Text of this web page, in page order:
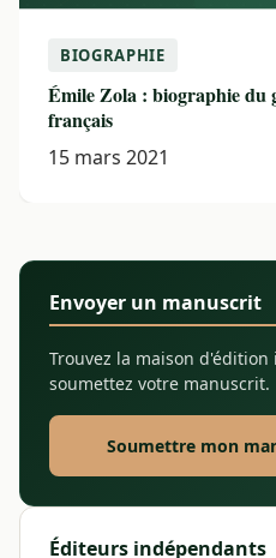
BIOGRAPHIE
Émile Zola : biographie du
français
15 mars 2021
Envoyer un manuscrit
Trouvez la maison
soumettez votre manuscrit.
Soumettre mon
Éditeurs indépendants